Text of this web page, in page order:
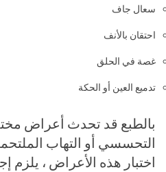
سعال جاف
احتقان بالأنف
غصة في الحلق
تدميع العين أو الحكة
بالطبع قد تحدث أعراض
التحسسي أو التهاب
اختبار هذه الأعراض ، يلزم